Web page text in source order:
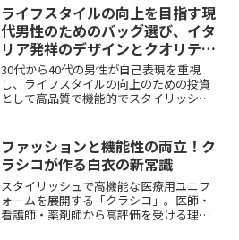
ライフスタイルの向上を目指す現
代男性のためのバッグ選び、イタ
リア発祥のデザインとクオリティ
「Orobianco」
30代から40代の男性が自己表現を重視
し、ライフスタイルの向上のための投資
として高品質で機能的でスタイリッシュ
重要な手段となります。自分のライフス
タイルを向上させるために、自分に合っ
たバッグを見つけてみてはいかがでしょ
うか。Orobiancoは、イタリア発祥のブ
ランドであり、デザイン性とクオリティ
の高いバッグが男性に人気です。手ごろ
ファッションと機能性の両立！ク
ラシコが作る白衣の新常識
スタイリッシュで高機能な医療用ユニフ
ォームを展開する「クラシコ」。医師・
看護師・薬剤師から高評価を受ける理由